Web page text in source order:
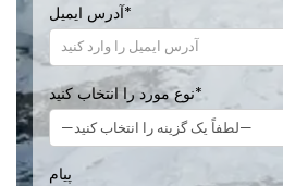
آدرس ایمیل*
نوع مورد را انتخاب کنید*
پیام